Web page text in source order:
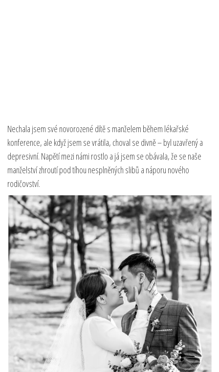
Nechala jsem své novorozené dítě s manželem během lékařské
konference, ale když jsem se vrátila, choval se divně – byl uzavřený a
depresivní. Napětí mezi námi rostlo a já jsem se obávala, že se naše
manželství zhroutí pod tíhou nesplněných slibů a náporu nového
rodičovství.